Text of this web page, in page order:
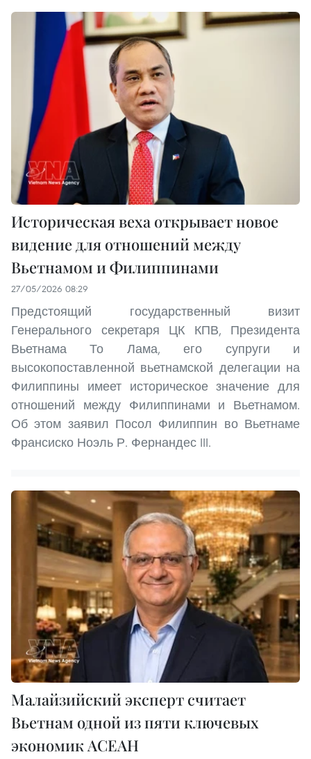
Историческая веха открывает новое
видение для отношений между
Вьетнамом и Филиппинами
27/05/2026 08:29
Предстоящий государственный визит
Генерального секретаря ЦК КПВ, Президента
Вьетнама То Лама, его супруги и
высокопоставленной вьетнамской делегации на
Филиппины имеет историческое значение для
отношений между Филиппинами и Вьетнамом.
Об этом заявил Посол Филиппин во Вьетнаме
Франсиско Ноэль Р. Фернандес III.
Малайзийский эксперт считает
Вьетнам одной из пяти ключевых
экономик АСЕАН